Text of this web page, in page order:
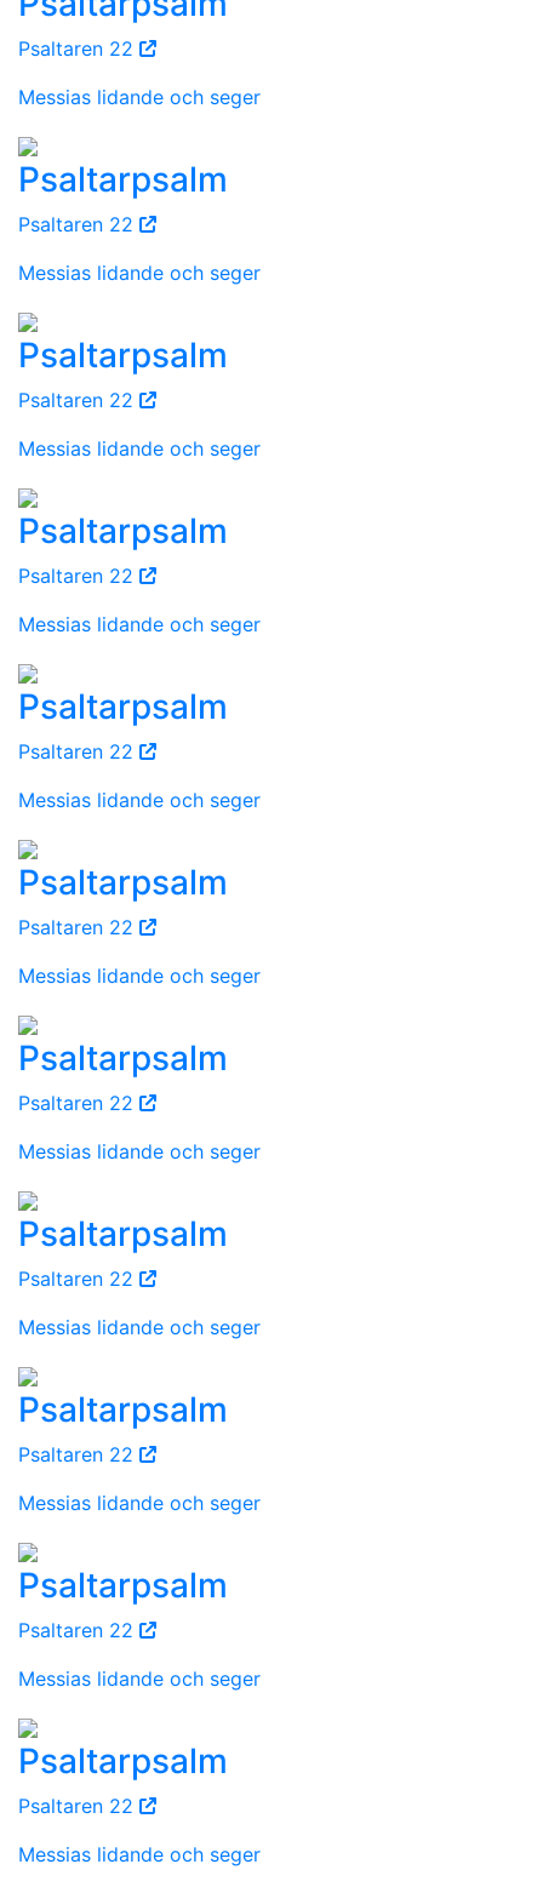
Psaltaren 22
Messias lidande och seger
Psaltarpsalm
Psaltaren 22
Messias lidande och seger
Psaltarpsalm
Psaltaren 22
Messias lidande och seger
Psaltarpsalm
Psaltaren 22
Messias lidande och seger
Psaltarpsalm
Psaltaren 22
Messias lidande och seger
Psaltarpsalm
Psaltaren 22
Messias lidande och seger
Psaltarpsalm
Psaltaren 22
Messias lidande och seger
Psaltarpsalm
Psaltaren 22
Messias lidande och seger
Psaltarpsalm
Psaltaren 22
Messias lidande och seger
Psaltarpsalm
Psaltaren 22
Messias lidande och seger
Psaltarpsalm
Psaltaren 22
Messias lidande och seger